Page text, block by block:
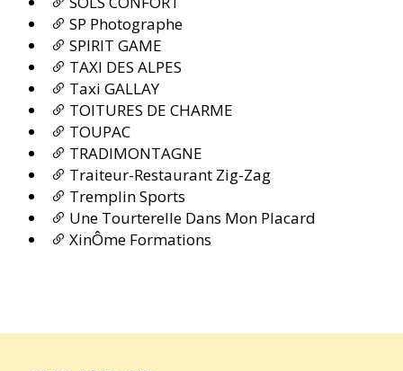
SP Photographe
SPIRIT GAME
TAXI DES ALPES
Taxi GALLAY
TOITURES DE CHARME
TOUPAC
TRADIMONTAGNE
Traiteur-Restaurant Zig-Zag
Tremplin Sports
Une Tourterelle Dans Mon Placard
XinÔme Formations